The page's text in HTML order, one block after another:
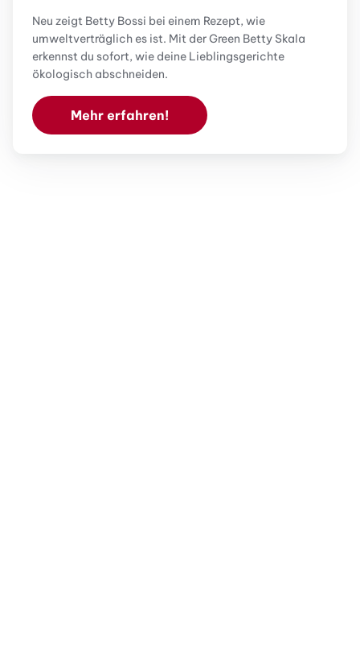
Neu zeigt Betty Bossi bei einem Rezept, wie
umweltverträglich es ist. Mit der Green Betty Skala
erkennst du sofort, wie deine Lieblingsgerichte
ökologisch abschneiden.
Mehr erfahren!